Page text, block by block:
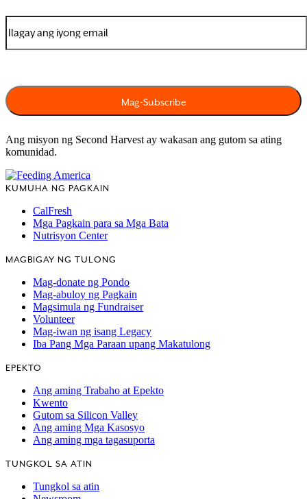
Ang misyon ng Second Harvest ay wakasan ang gutom sa ating
komunidad.
KUMUHA NG PAGKAIN
CalFresh
Mga Pagkain para sa Mga Bata
Nutrisyon Center
MAGBIGAY NG TULONG
Mag-donate ng Pondo
Mag-abuloy ng Pagkain
Magsimula ng Fundraiser
Volunteer
Mag-iwan ng isang Legacy
Iba Pang Mga Paraan upang Makatulong
EPEKTO
Ang aming Trabaho at Epekto
Kwento
Gutom sa Silicon Valley
Ang aming Mga Kasosyo
Ang aming mga tagasuporta
TUNGKOL SA ATIN
Tungkol sa atin